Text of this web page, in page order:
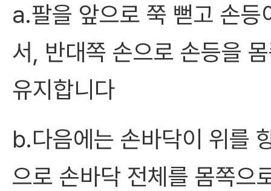
a.팔을 앞으로 쭉 뻗고 손
서, 반대쪽 손으로 손등을
유지합니다
b.다음에는 손바닥이 위를
으로 손바닥 전체를 몸쪽